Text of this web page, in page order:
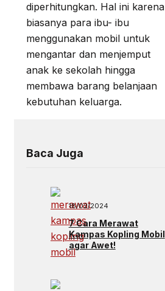
diperhitungkan. Hal ini karena
biasanya para ibu- ibu
menggunakan mobil untuk
mengantar dan menjemput
anak ke sekolah hingga
membawa barang belanjaan
kebutuhan keluarga.
Baca Juga
18/02/2024
7 Cara Merawat
Kampas Kopling Mobil
agar Awet!